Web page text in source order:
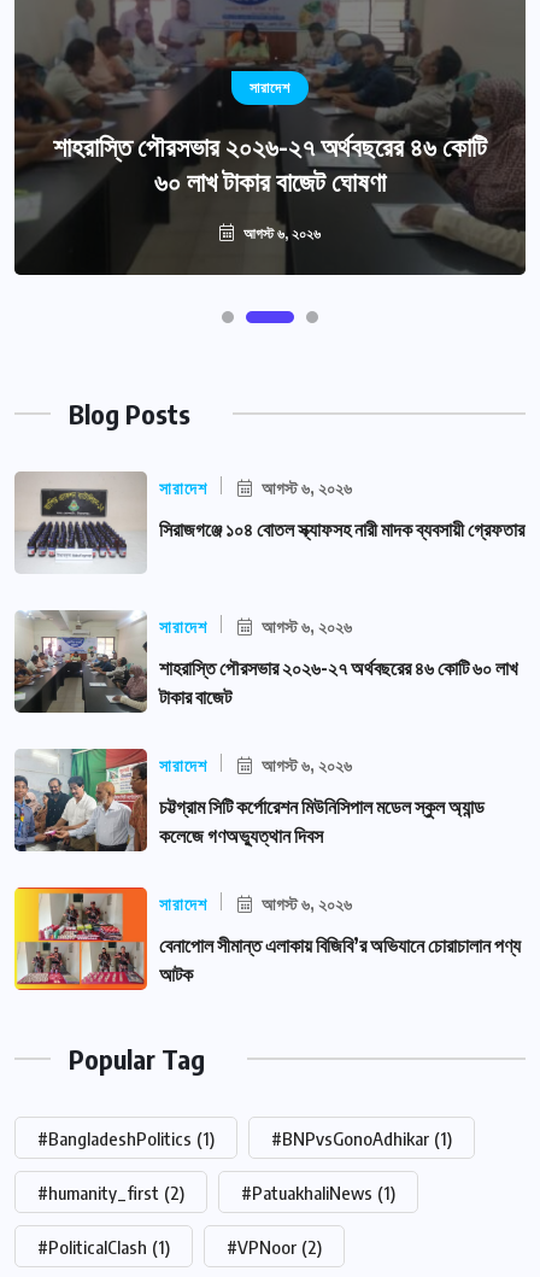
সারাদেশ
শাহরাস্তি পৌরসভার ২০২৬-২৭ অর্থবছরের ৪৬ কোটি
৬০ লাখ টাকার বাজেট ঘোষণা
আগস্ট ৬, ২০২৬
Blog Posts
সারাদেশ আগস্ট ৬, ২০২৬
সিরাজগঞ্জে ১০৪ বোতল স্ক্যাফসহ নারী মাদক ব্যবসায়ী গ্রেফতার
সারাদেশ আগস্ট ৬, ২০২৬
শাহরাস্তি পৌরসভার ২০২৬-২৭ অর্থবছরের ৪৬ কোটি ৬০ লাখ
টাকার বাজেট
সারাদেশ আগস্ট ৬, ২০২৬
চট্টগ্রাম সিটি কর্পোরেশন মিউনিসিপাল মডেল স্কুল অ্যান্ড
কলেজে গণঅভ্যুত্থান দিবস
সারাদেশ আগস্ট ৬, ২০২৬
বেনাপোল সীমান্ত এলাকায় বিজিবি’র অভিযানে চোরাচালান পণ্য
আটক
Popular Tag
#BangladeshPolitics (1) #BNPvsGonoAdhikar (1)
#humanity_first (2) #PatuakhaliNews (1)
#PoliticalClash (1) #VPNoor (2)